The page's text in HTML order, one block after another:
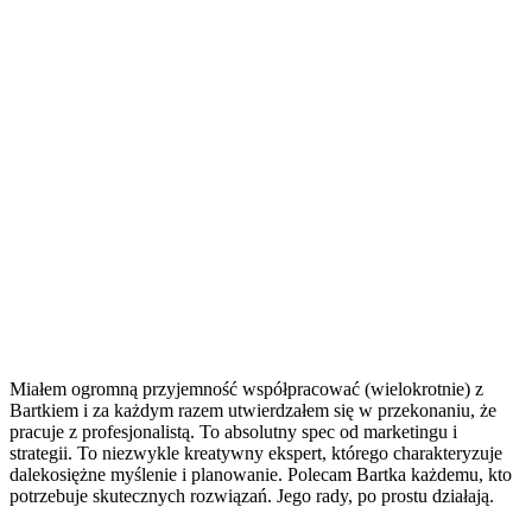
Miałem ogromną przyjemność współpracować (wielokrotnie) z
Bartkiem i za każdym razem utwierdzałem się w przekonaniu, że
pracuje z profesjonalistą. To absolutny spec od marketingu i
strategii. To niezwykle kreatywny ekspert, którego charakteryzuje
dalekosiężne myślenie i planowanie. Polecam Bartka każdemu, kto
potrzebuje skutecznych rozwiązań. Jego rady, po prostu działają.